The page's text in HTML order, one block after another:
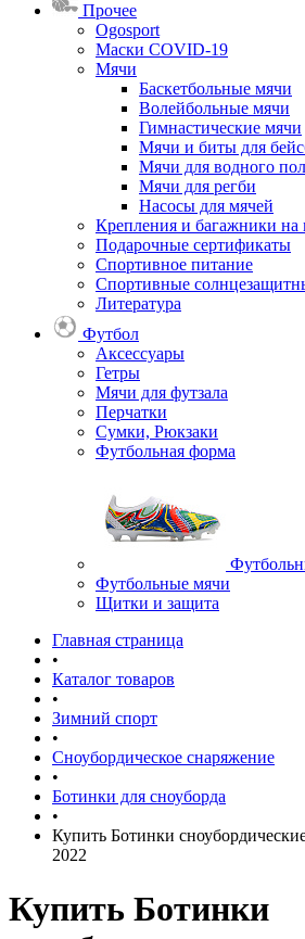
Прочее
Ogosport
Маски COVID-19
Мячи
Баскетбольные мячи
Волейбольные мячи
Гимнастические мячи
Мячи и биты для
Мячи для водного
Мячи для регби
Насосы для мячей
Крепления и багажники
Подарочные сертификаты
Спортивное питание
Спортивные
Литература
Футбол
Аксессуары
Гетры
Мячи для футзала
Перчатки
Сумки, Рюкзаки
Футбольная форма
Футбольные мячи
Щитки и защита
Главная страница
•
Каталог товаров
•
Зимний спорт
•
Сноубордическое снаряжение
•
Ботинки для сноуборда
•
Купить Ботинки
2022
Купить Ботинки